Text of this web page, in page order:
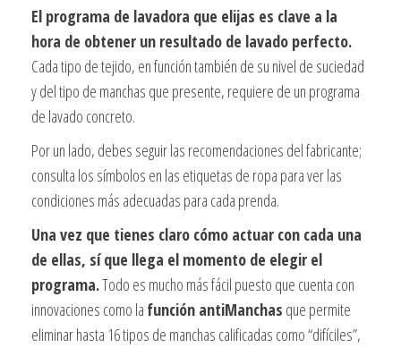
El programa de lavadora que elijas es clave a la
hora de obtener un resultado de lavado perfecto.
Cada tipo de tejido, en función también de su nivel de suciedad
y del tipo de manchas que presente, requiere de un programa
de lavado concreto.
Por un lado, debes seguir las recomendaciones del fabricante;
consulta los símbolos en las etiquetas de ropa para ver las
condiciones más adecuadas para cada prenda.
Una vez que tienes claro cómo actuar con cada una
de ellas, sí que llega el momento de elegir el
programa.Todo es mucho más fácil puesto que cuenta con
innovaciones como la función antiManchas que permite
eliminar hasta 16 tipos de manchas calificadas como “difíciles”,